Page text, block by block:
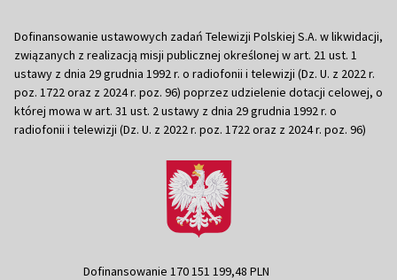
Dofinansowanie ustawowych zadań Telewizji Polskiej S.A. w likwidacji,
związanych z realizacją misji publicznej określonej w art. 21 ust. 1
ustawy z dnia 29 grudnia 1992 r. o radiofonii i telewizji (Dz. U. z 2022 r.
poz. 1722 oraz z 2024 r. poz. 96) poprzez udzielenie dotacji celowej, o
której mowa w art. 31 ust. 2 ustawy z dnia 29 grudnia 1992 r. o
radiofonii i telewizji (Dz. U. z 2022 r. poz. 1722 oraz z 2024 r. poz. 96)
Dofinansowanie 170 151 199,48 PLN